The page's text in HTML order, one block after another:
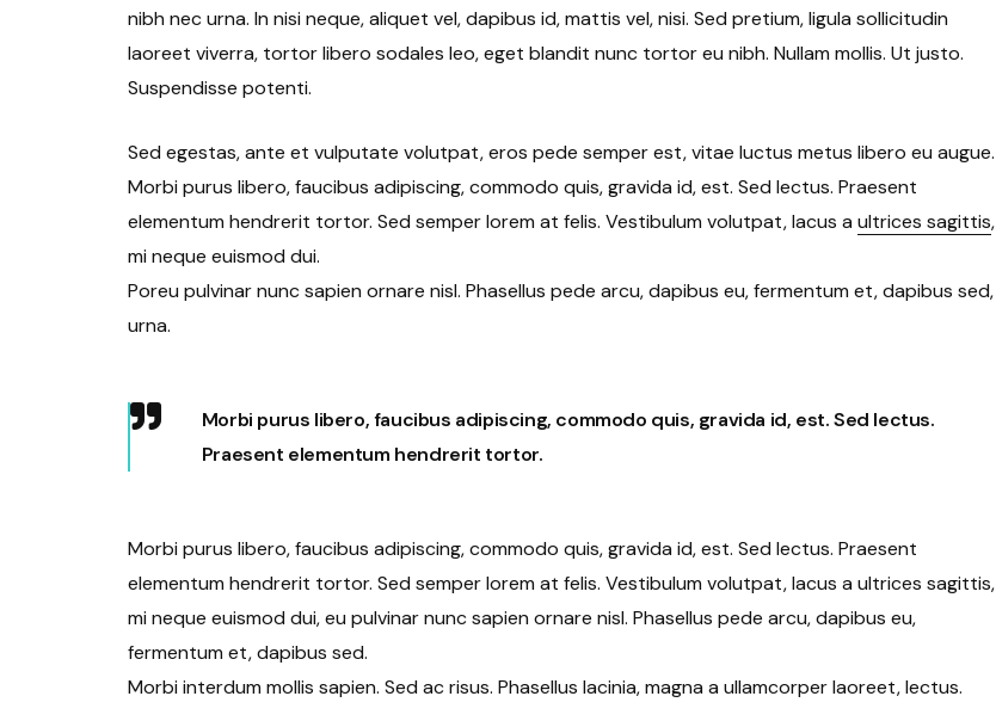
nibh nec urna. In nisi neque, aliquet vel, dapibus id, mattis vel, nisi. Sed pretium, ligula sollicitudin
laoreet viverra, tortor libero sodales leo, eget blandit nunc tortor eu nibh. Nullam mollis. Ut justo.
Suspendisse potenti.
Sed egestas, ante et vulputate volutpat, eros pede semper est, vitae luctus metus libero eu augue.
Morbi purus libero, faucibus adipiscing, commodo quis, gravida id, est. Sed lectus. Praesent
elementum hendrerit tortor. Sed semper lorem at felis. Vestibulum volutpat, lacus a ultrices sagittis,
mi neque euismod dui.
Poreu pulvinar nunc sapien ornare nisl. Phasellus pede arcu, dapibus eu, fermentum et, dapibus sed,
urna.
Morbi purus libero, faucibus adipiscing, commodo quis, gravida id, est. Sed lectus.
Praesent elementum hendrerit tortor.
Morbi purus libero, faucibus adipiscing, commodo quis, gravida id, est. Sed lectus. Praesent
elementum hendrerit tortor. Sed semper lorem at felis. Vestibulum volutpat, lacus a ultrices sagittis,
mi neque euismod dui, eu pulvinar nunc sapien ornare nisl. Phasellus pede arcu, dapibus eu,
fermentum et, dapibus sed.
Morbi interdum mollis sapien. Sed ac risus. Phasellus lacinia, magna a ullamcorper laoreet, lectus.